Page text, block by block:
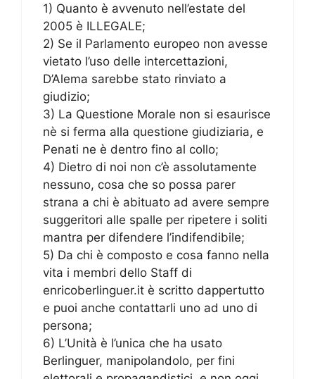
1) Quanto è avvenuto nell’estate del
2005 è ILLEGALE;
2) Se il Parlamento europeo non avesse
vietato l’uso delle intercettazioni,
D’Alema sarebbe stato rinviato a
giudizio;
3) La Questione Morale non si esaurisce
nè si ferma alla questione giudiziaria, e
Penati ne è dentro fino al collo;
4) Dietro di noi non c’è assolutamente
nessuno, cosa che so possa parer
strana a chi è abituato ad avere sempre
suggeritori alle spalle per ripetere i soliti
mantra per difendere l’indifendibile;
5) Da chi è composto e cosa fanno nella
vita i membri dello Staff di
enricoberlinguer.it è scritto dappertutto
e puoi anche contattarli uno ad uno di
persona;
6) L’Unità è l’unica che ha usato
Berlinguer, manipolandolo, per fini